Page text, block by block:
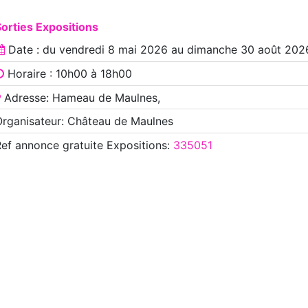
Expositions
Date : du vendredi 8 mai 2026 au dimanche 30 août
Horaire : 10h00 à 18h00
Adresse: Hameau de Maulnes,
Château de Maulnes
annoncegratuite Expositions: 335051